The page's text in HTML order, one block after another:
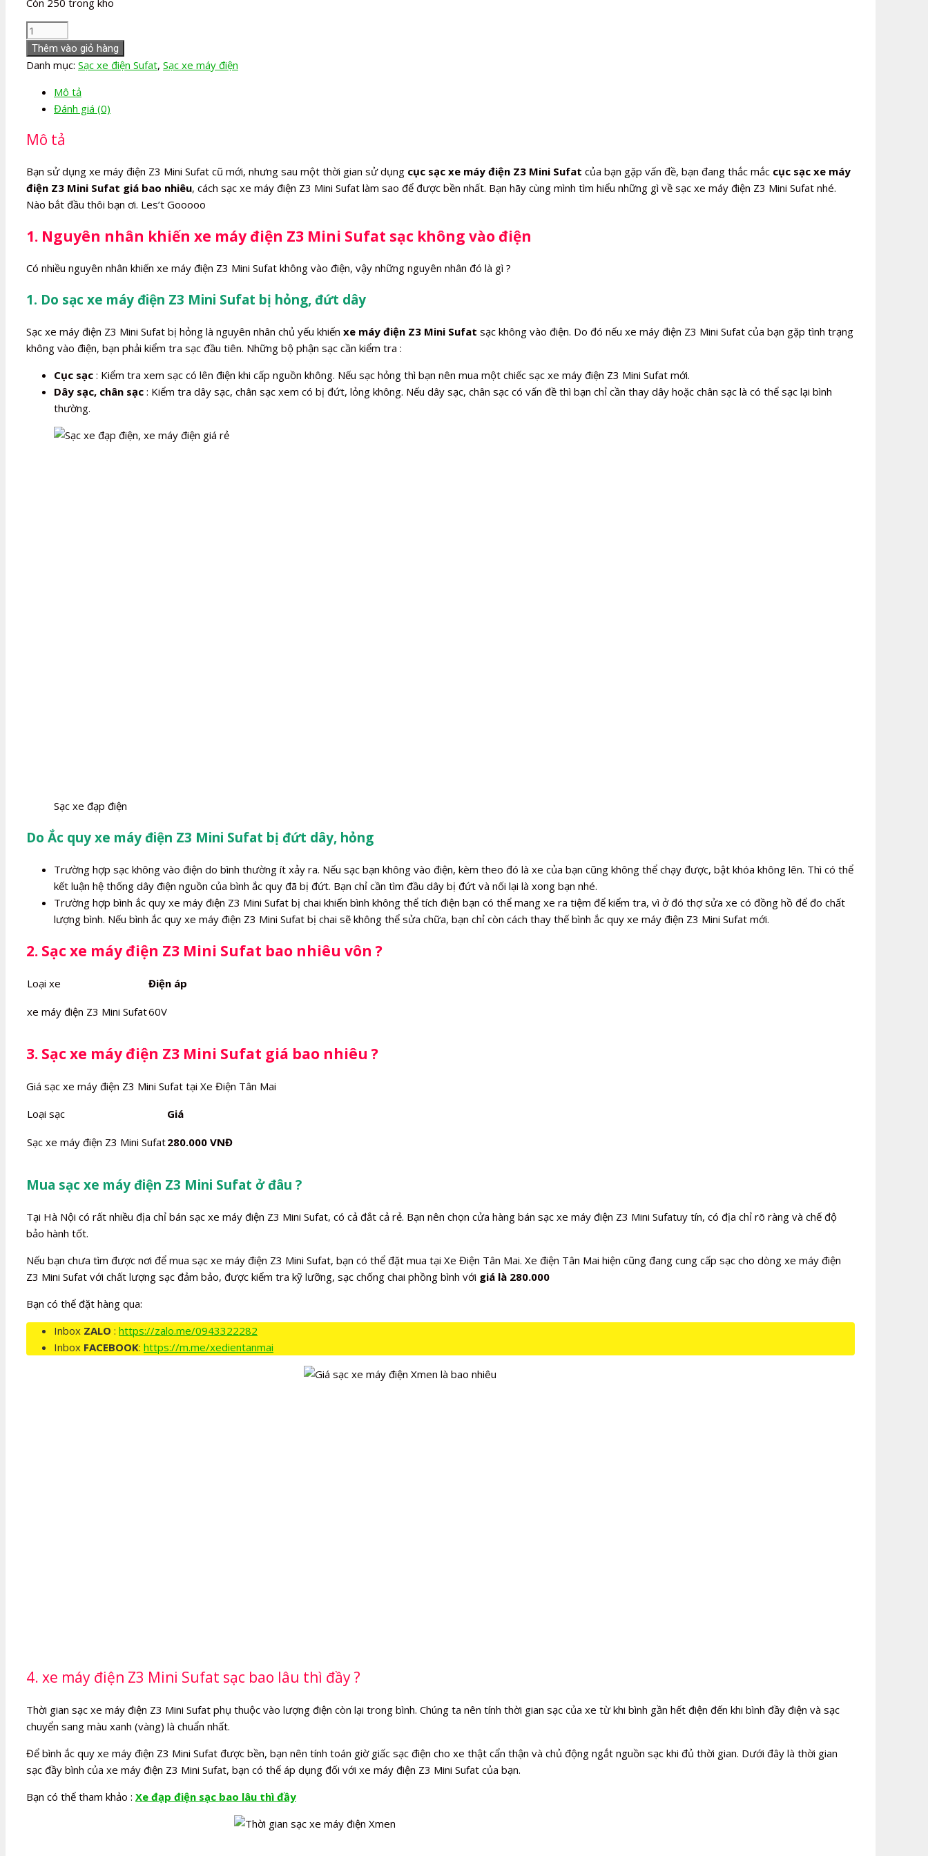
Sạc
xe
máy
Mini
số
Thêm vào giỏ hàng
Danh mục: Sạc xe điện Sufat, Sạc xe máy điện
Mô tả
Đánh giá (0)
Mô tả
Bạn sử dụng xe máy điện Z3 Mini Sufat cũ mới, nhưng sau một thời gian sử dụng cục sạc xe máy điện Z3 Mini Sufat của bạn gặp vấn đề, bạn đang thắc mắc cục sạc xe máy
điện Z3 Mini Sufat giá bao nhiêu, cách sạc xe máy điện Z3 Mini Sufat làm sao để được bền nhất. Bạn hãy cùng mình tìm hiểu những gì về sạc xe máy điện Z3 Mini Sufat nhé.
Nào bắt đầu thôi bạn ơi. Les’t Gooooo
1. Nguyên nhân khiến xe máy điện Z3 Mini Sufat sạc không vào điện
Có nhiều nguyên nhân khiến xe máy điện Z3 Mini Sufat không vào điện, vậy những nguyên nhân đó là gì ?
1. Do sạc xe máy điện Z3 Mini Sufat bị hỏng, đứt dây
Sạc xe máy điện Z3 Mini Sufat bị hỏng là nguyên nhân chủ yếu khiến xe máy điện Z3 Mini Sufat sạc không vào điện. Do đó nếu xe máy điện Z3 Mini Sufat của bạn gặp tình trạng
không vào điện, bạn phải kiểm tra sạc đầu tiên. Những bộ phận sạc cần kiểm tra :
Cục sạc : Kiểm tra xem sạc có lên điện khi cấp nguồn không. Nếu sạc hỏng thì bạn nên mua một chiếc sạc xe máy điện Z3 Mini Sufat mới.
Dây sạc, chân sạc : Kiểm tra dây sạc, chân sạc xem có bị đứt, lỏng không. Nếu dây sạc, chân sạc có vấn đề thì bạn chỉ cần thay dây hoặc chân sạc là có thể sạc lại bình
thường.
Sạc xe đạp điện
Do Ắc quy xe máy điện Z3 Mini Sufat bị đứt dây, hỏng
Trường hợp sạc không vào điện do bình thường ít xảy ra. Nếu sạc bạn không vào điện, kèm theo đó là xe của bạn cũng không thể chạy được, bật khóa không lên. Thì có thể
kết luận hệ thống dây điện nguồn của bình ắc quy đã bị đứt. Bạn chỉ cần tìm đầu dây bị đứt và nối lại là xong bạn nhé.
Trường hợp bình ắc quy xe máy điện Z3 Mini Sufat bị chai khiến bình không thể tích điện bạn có thể mang xe ra tiệm để kiểm tra, vì ở đó thợ sửa xe có đồng hồ để đo chất
lượng bình. Nếu bình ắc quy xe máy điện Z3 Mini Sufat bị chai sẽ không thể sửa chữa, bạn chỉ còn cách thay thế bình ắc quy xe máy điện Z3 Mini Sufat mới.
2. Sạc xe máy điện Z3 Mini Sufat bao nhiêu vôn ?
Loại xe Điện áp
xe máy điện Z3 Mini Sufat60V
3. Sạc xe máy điện Z3 Mini Sufat giá bao nhiêu ?
Giá sạc xe máy điện Z3 Mini Sufat tại Xe Điện Tân Mai
Loại sạc
Giá
Sạc xe máy điện Z3 Mini Sufat280.000 VNĐ
Mua sạc xe máy điện Z3 Mini Sufat ở đâu ?
Tại Hà Nội có rất nhiều địa chỉ bán sạc xe máy điện Z3 Mini Sufat, có cả đắt cả rẻ. Bạn nên chọn cửa hàng bán sạc xe máy điện Z3 Mini Sufatuy tín, có địa chỉ rõ ràng và chế độ
bảo hành tốt.
Nếu bạn chưa tìm được nơi để mua sạc xe máy điện Z3 Mini Sufat, bạn có thể đặt mua tại Xe Điện Tân Mai. Xe điện Tân Mai hiện cũng đang cung cấp sạc cho dòng xe máy điện
Z3 Mini Sufat với chất lượng sạc đảm bảo, được kiểm tra kỹ lưỡng, sạc chống chai phồng bình với giá là 280.000
Bạn có thể đặt hàng qua:
Inbox ZALO : https://zalo.me/0943322282
Inbox FACEBOOK: https://m.me/xedientanmai
4. xe máy điện Z3 Mini Sufat sạc bao lâu thì đầy ?
Thời gian sạc xe máy điện Z3 Mini Sufat phụ thuộc vào lượng điện còn lại trong bình. Chúng ta nên tính thời gian sạc của xe từ khi bình gần hết điện đến khi bình đầy điện và sạc
chuyển sang màu xanh (vàng) là chuẩn nhất.
Để bình ắc quy xe máy điện Z3 Mini Sufat được bền, bạn nên tính toán giờ giấc sạc điện cho xe thật cẩn thận và chủ động ngắt nguồn sạc khi đủ thời gian. Dưới đây là thời gian
sạc đầy bình của xe máy điện Z3 Mini Sufat, bạn có thể áp dụng đối với xe máy điện Z3 Mini Sufat của bạn.
Bạn có thể tham khảo : Xe đạp điện sạc bao lâu thì đầy